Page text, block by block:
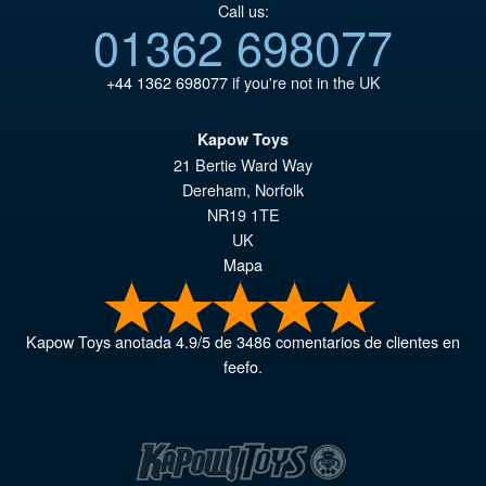
Call us:
01362 698077
+44 1362 698077if you're not in the UK
Kapow Toys
21 Bertie Ward Way
Dereham, Norfolk
NR19 1TE
UK
Mapa
Kapow Toysanotada4.9/5de3486comentarios de clientes en
feefo.